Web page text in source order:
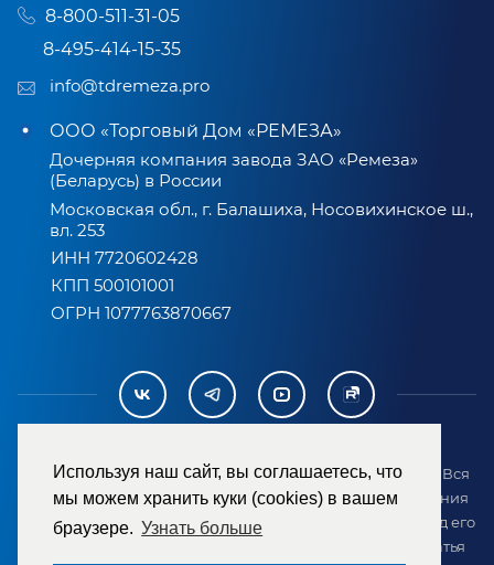
Используя наш сайт, вы соглашаетесь, что
мы можем хранить куки (cookies) в вашем
браузере. Узнать больше
8-800-511-31-05
8-495-414-15-35
info@tdremeza.pro
ООО «Торговый Дом «РЕМЕЗА»
Дочерняя компания завода ЗАО «Ремеза»
(Беларусь) в России
Московская обл., г. Балашиха, Носовихинское ш.,
вл. 253
ИНН 7720602428
КПП 500101001
ОГРН 1077763870667
2007-2026 © ООО «ТД «РЕМЕЗА». Все права защищены. Вся
информация на сайте размещена в целях предоставления
возможности покупателю ознакомиться с товаром перед его
приобретением и не является публичной офертой (статья